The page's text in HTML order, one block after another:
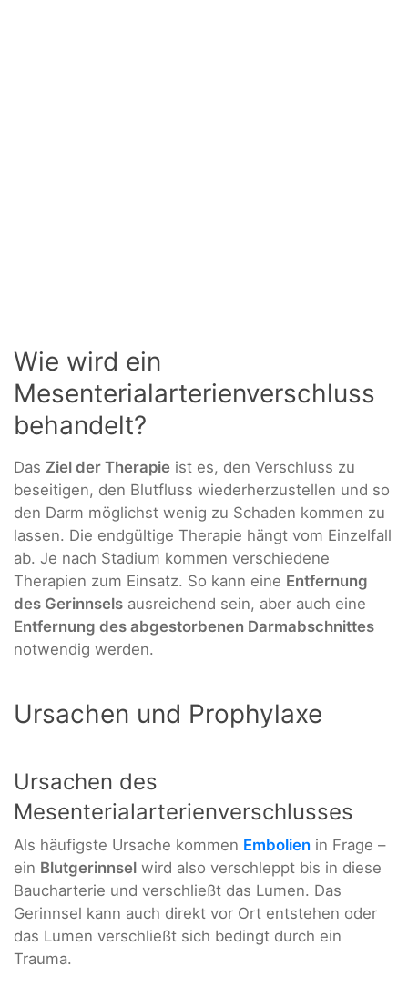
Wie wird ein
Mesenterialarterienverschluss
behandelt?
Das Ziel der Therapie ist es, den Verschluss zu
beseitigen, den Blutfluss wiederherzustellen und so
den Darm möglichst wenig zu Schaden kommen zu
lassen. Die endgültige Therapie hängt vom Einzelfall
ab. Je nach Stadium kommen verschiedene
Therapien zum Einsatz. So kann eine Entfernung
des Gerinnsels ausreichend sein, aber auch eine
Entfernung des abgestorbenen Darmabschnittes
notwendig werden.
Ursachen und Prophylaxe
Ursachen des
Mesenterialarterienverschlusses
Als häufigste Ursache kommen Embolien in Frage –
ein Blutgerinnsel wird also verschleppt bis in diese
Baucharterie und verschließt das Lumen. Das
Gerinnsel kann auch direkt vor Ort entstehen oder
das Lumen verschließt sich bedingt durch ein
Trauma.